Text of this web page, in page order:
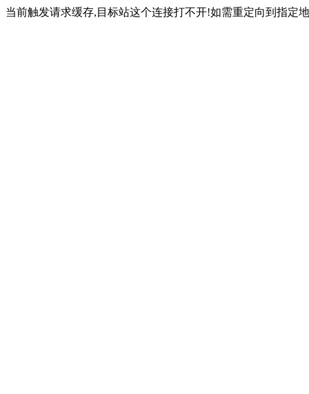
当前触发请求缓存,目标站这个连接打不开!如需重定向到指定